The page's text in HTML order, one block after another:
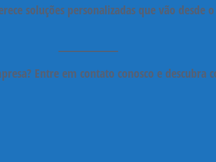
soluções personalizadas que vão desde
Entre em contato conosco e descubra